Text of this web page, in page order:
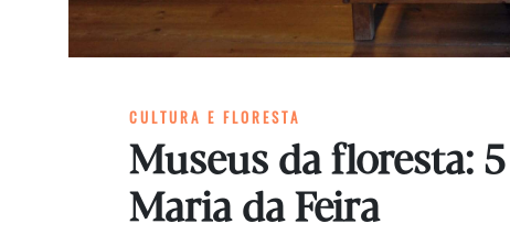
CULTURA E FLORESTA
Museus da floresta:
Maria da Feira